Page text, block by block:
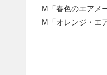
M「春色のエアメ
M「オレンジ・エ